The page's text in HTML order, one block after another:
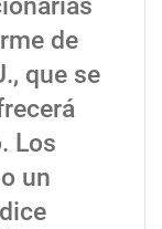
de
que se
Los
un